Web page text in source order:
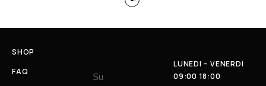
SHOP
FAQ
Su
LUNEDI - VENERDI
09:00 18:00